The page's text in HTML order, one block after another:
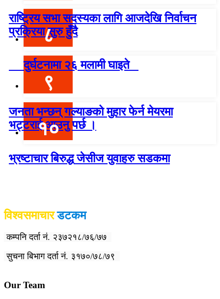
राष्ट्रिय सभा सदस्यका लागि आजदेखि निर्वाचन
प्रक्रिया सुरु हुँदै
८
दुर्घटनामा २६ मलामी घाइते
९
जनता भन्छन् गल्याङको मुहार फेर्न मेयरमा
भट्टराई आउनु पर्छ ।
१०
भ्रष्टाचार बिरुद्ध जेसीज युवाहरु सडकमा
विश्वसमाचारडटकम
कम्पनि दर्ता नं. २३७२१८/७६/७७
सुचना बिभाग दर्ता नं. ३१७०/७८/७९
Our Team